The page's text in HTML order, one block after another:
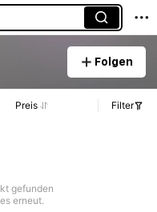
Folgen
Preis Filter
gefunden
erneut.